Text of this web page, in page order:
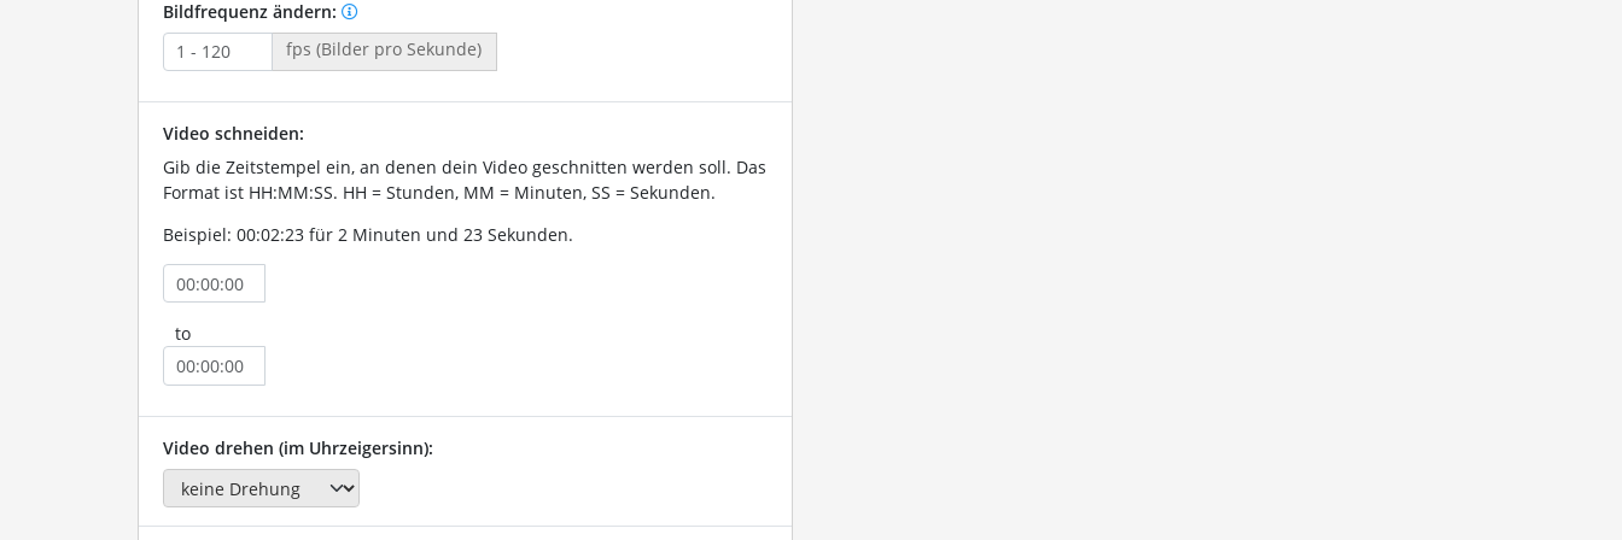
Bildfrequenz ändern:
fps (Bilder pro Sekunde)
Video schneiden:
Gib die Zeitstempel ein, an denen dein Video geschnitten werden soll. Das
Format ist HH:MM:SS. HH = Stunden, MM = Minuten, SS = Sekunden.
Beispiel: 00:02:23 für 2 Minuten und 23 Sekunden.
to
Video drehen (im Uhrzeigersinn):